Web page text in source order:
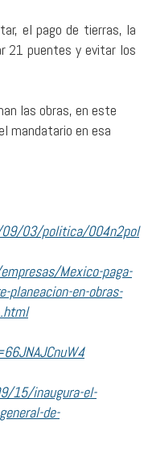
el pago de tierras, la
21 puentes y evitar los
las obras, en este
mandatario en esa
03/politica/004n2pol
Mexico-paga-
planeacion-en-obras-
15/inaugura-el-
de-